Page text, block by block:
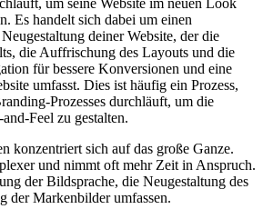
Es handelt sich dabei um einen
deiner Website, der die
die Auffrischung des Layouts und die
für bessere Konversionen und eine
umfasst. Dies ist häufig ein Prozess,
Prozesses durchläuft, um die
Feel zu gestalten.
konzentriert sich auf das große Ganze.
und nimmt oft mehr Zeit in Anspruch.
der Bildsprache, die Neugestaltung des
der Markenbilder umfassen.